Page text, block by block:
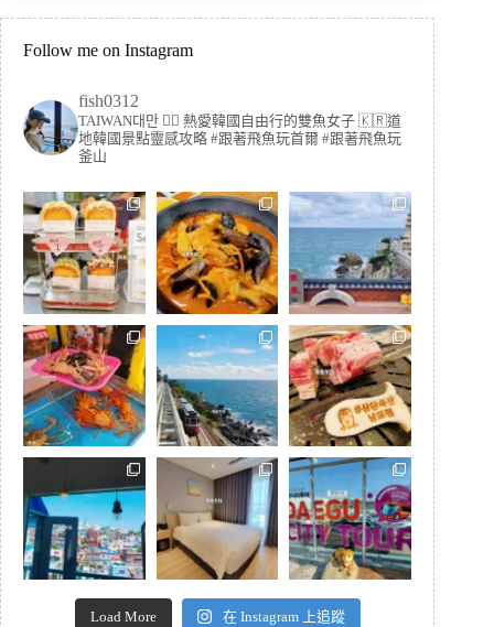
Follow me on Instagram
fish0312
TAIWAN대만 🏳️‍🌈 熱愛韓國自由行的雙魚女子 🇰🇷道
地韓國景點靈感攻略 #跟著飛魚玩首爾 #跟著飛魚玩
釜山
Load More 在 Instagram 上追蹤